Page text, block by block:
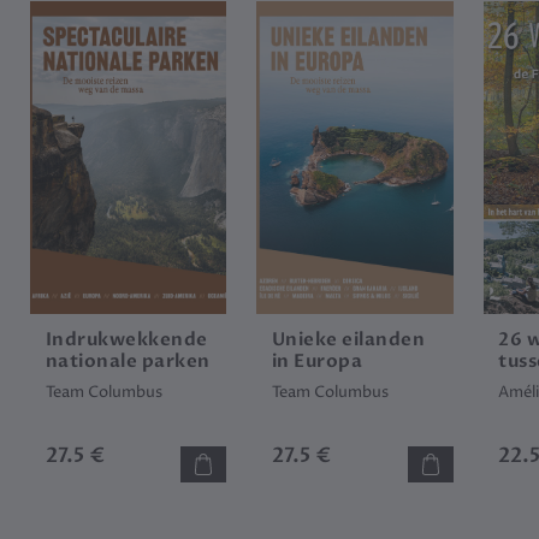
Indrukwekkende
nationale parken
Team Columbus
27.5 €
Unieke eilanden
in Europa
Team Columbus
27.5 €
26